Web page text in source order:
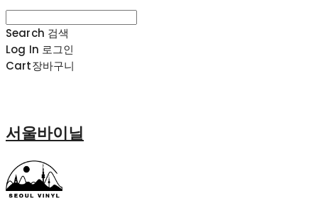
Search 검색
Log In 로그인
Cart장바구니
서울바이닐